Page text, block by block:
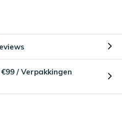
/ Verpakkingen